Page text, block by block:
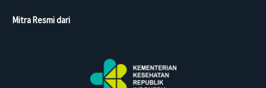
Mitra Resmi dari